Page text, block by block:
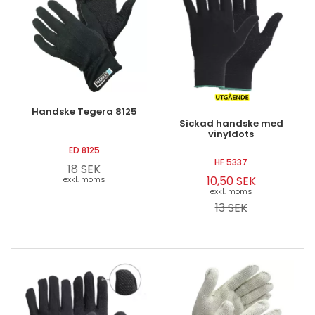
Handske Tegera 8125
ED 8125
18 SEK
exkl. moms
Sickad handske med
vinyldots
HF 5337
10,50 SEK
exkl. moms
13 SEK